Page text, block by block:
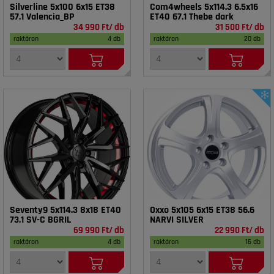
Silverline 5x100 6x15 ET38
57.1 Valencia_BP
34 990 Ft/ db
raktáron 4 db
Com4wheels 5x114.3 6.5x16
ET40 67.1 Thebe dark
31 500 Ft/ db
raktáron 20 db
Seventy9 5x114.3 8x18 ET40
73.1 SV-C BGRIL
69 990 Ft/ db
raktáron 4 db
Oxxo 5x105 6x15 ET38 56.6
NARVI SILVER
22 990 Ft/ db
raktáron 16 db